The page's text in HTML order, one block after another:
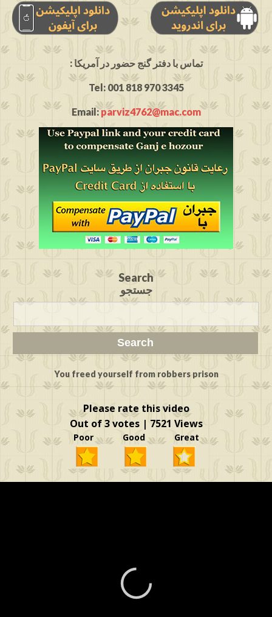
: تماس با دفتر گنج حضور در آمریکا
Tel: 001 818 970 3345
Email:parviz4762@mac.com
Search
جستجو
You freed yourself from robbers prison
Please rate this video
Out of 3 votes | 7521 Views
Poor Good Great